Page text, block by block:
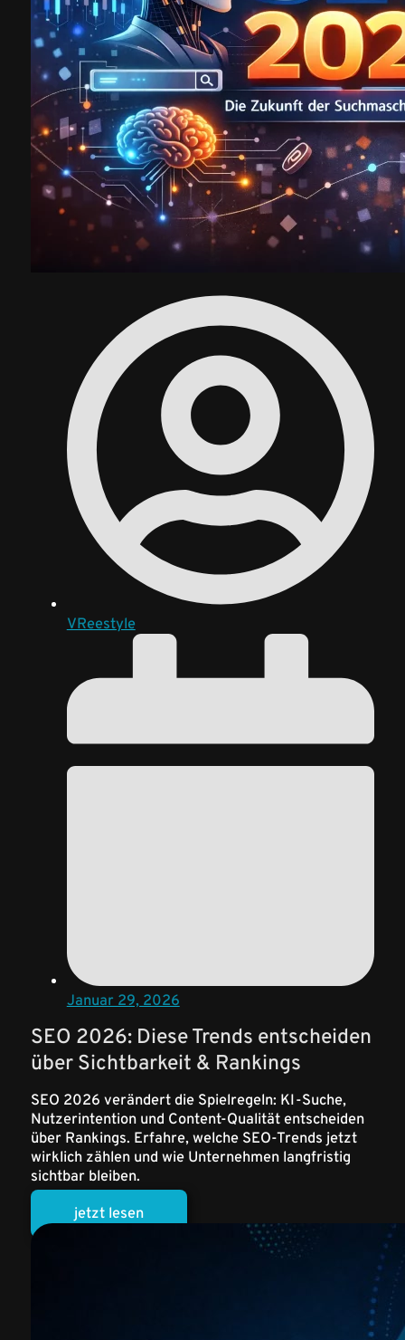
VReestyle
Januar 29, 2026
SEO 2026: Diese Trends entscheiden
über Sichtbarkeit & Rankings
SEO 2026 verändert die Spielregeln: KI-Suche,
Nutzerintention und Content-Qualität entscheiden
über Rankings. Erfahre, welche SEO-Trends jetzt
wirklich zählen und wie Unternehmen langfristig
sichtbar bleiben.
jetzt lesen